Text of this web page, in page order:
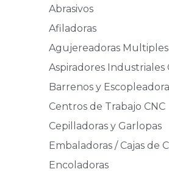
Abrasivos
Afiladoras
Agujereadoras Multiples
Aspiradores Industriales
Barrenos y
Centros de Trabajo CNC
Cepilladoras y Garlopas
Embaladoras / Cajas de
Encoladoras